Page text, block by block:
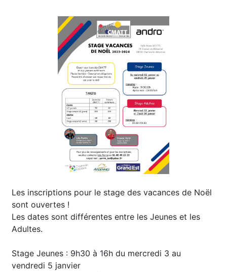
Les inscriptions pour le stage des vacances de Noël
sont ouvertes !
Les dates sont différentes entre les Jeunes et les
Adultes.
Stage Jeunes : 9h30 à 16h du mercredi 3 au
vendredi 5 janvier